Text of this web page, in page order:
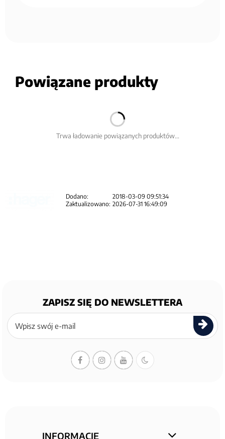
Powiązane produkty
Trwa ładowanie powiązanych produktów...
Dodano:
2018-03-09 09:51:34
Zaktualizowano: 2026-07-31 16:49:09
ZAPISZ SIĘ DO NEWSLETTERA
Zapisz
się
newslettera
INFORMACJE